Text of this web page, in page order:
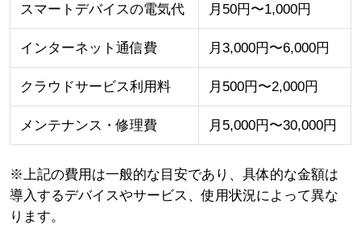
スマートデバイスの電気代 月50円〜1,000円
インターネット通信費 月3,000円〜6,000円
クラウドサービス利用料 月500円〜2,000円
メンテナンス・修理費 月5,000円〜30,000円
※上記の費用は一般的な目安であり、具体的な金額は
導入するデバイスやサービス、使用状況によって異な
ります。